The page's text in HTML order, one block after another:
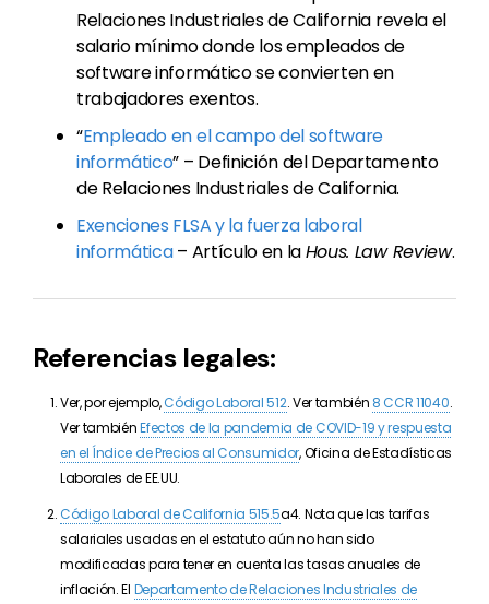
Relaciones Industriales de California revela el
salario mínimo donde los empleados de
software informático se convierten en
trabajadores exentos.
“Empleado en el campo del software
informático” – Definición del Departamento
de Relaciones Industriales de California.
Exenciones FLSA y la fuerza laboral
informática– Artículo en laHous. Law Review.
Referencias legales:
Ver, por ejemplo,Código Laboral 512. Ver también 8 CCR 11040.
Ver tambiénEfectos de la pandemia de COVID-19 y respuesta
en el Índice de Precios al Consumidor, Oficina de Estadísticas
Laborales de EE.UU.
Código Laboral de California 515.5a4. Nota que las tarifas
salariales usadas en el estatuto aún no han sido
modificadas para tener en cuenta las tasas anuales de
inflación. El Departamento de Relaciones Industriales de